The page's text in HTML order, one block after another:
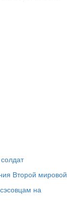
Второй мировой
на